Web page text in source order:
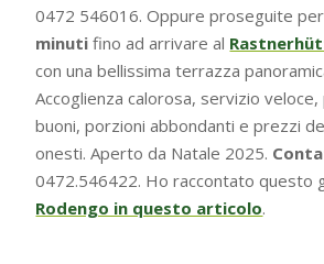
0472 546016. Oppure proseguite per
minuti fino ad arrivare al
con una bellissima terrazza
Accoglienza calorosa, servizio
buoni, porzioni abbondanti e prezzi
onesti. Aperto da Natale 2025.
0472.546422. Ho raccontato questo
Rodengo in questo articolo.